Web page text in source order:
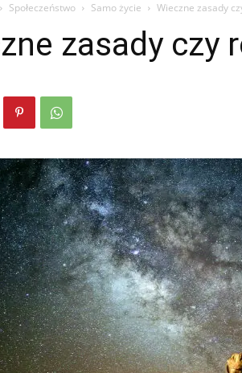
Społeczeństwo Samo życie Wieczne zasady
zasady czy